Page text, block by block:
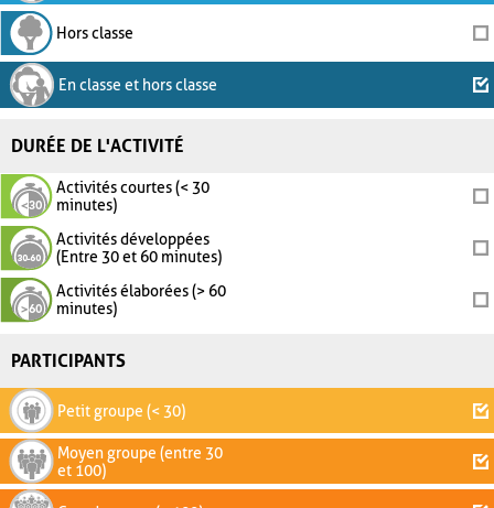
Hors classe
En classe et hors classe
DURÉE DE L'ACTIVITÉ
Activités courtes (< 30
minutes)
Activités développées
(Entre 30 et 60 minutes)
Activités élaborées (> 60
minutes)
PARTICIPANTS
Petit groupe (< 30)
Moyen groupe (entre 30
et 100)